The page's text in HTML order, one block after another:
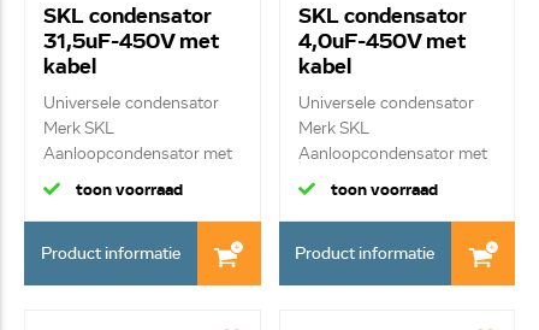
SKL condensator
31,5uF-450V met
kabel
Universele condensator
Merk SKL
Aanloopcondensator met
kab...
toon voorraad
Product informatie
SKL condensator
4,0uF-450V met
kabel
Universele condensator
Merk SKL
Aanloopcondensator met
kab...
toon voorraad
Product informatie